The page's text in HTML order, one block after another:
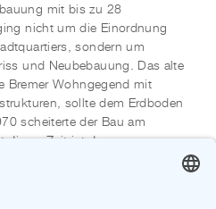
mit bis zu 28
nicht um die Einordnung
sondern um
und Neubebauung. Das alte
Bremer Wohngegend mit
sollte dem Erdboden
scheiterte der Bau am
dieser Zeit ist der
Inmitten stark befahrener
Kreisel in den 1980er und